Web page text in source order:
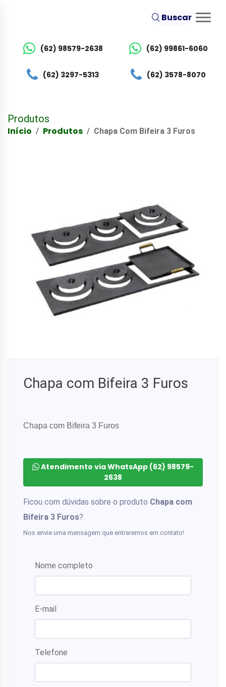
Buscar
(62) 98579-2638 (62) 99861-6060
(62) 3297-5313 (62) 3578-8070
Produtos
Início Produtos Chapa Com Bifeira 3 Furos
Chapa com Bifeira 3 Furos
Chapa com Bifeira 3 Furos
Atendimento via WhatsApp (62) 98579-
2638
Ficou com dúvidas sobre o produto Chapa com
Bifeira 3 Furos?
Nos envie uma mensagem que entraremos em contato!
Nome completo
E-mail
Telefone